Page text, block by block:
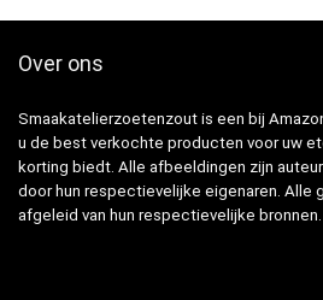
Over ons
Smaakatelierzoetenzout is een bij
u de best verkochte producten voor uw
korting biedt. Alle afbeeldingen zijn
door hun respectievelijke eigenaren. Alle
afgeleid van hun respectievelijke bronnen.